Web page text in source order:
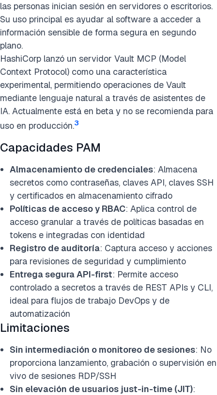
las personas inician sesión en servidores o escritorios.
Su uso principal es ayudar al software a acceder a
información sensible de forma segura en segundo
plano.
HashiCorp lanzó un servidor Vault MCP (Model
Context Protocol) como una característica
experimental, permitiendo operaciones de Vault
mediante lenguaje natural a través de asistentes de
IA. Actualmente está en beta y no se recomienda para
uso en producción.3
Capacidades PAM
Almacenamiento de credenciales: Almacena
secretos como contraseñas, claves API, claves SSH
y certificados en almacenamiento cifrado
Políticas de acceso y RBAC: Aplica control de
acceso granular a través de políticas basadas en
tokens e integradas con identidad
Registro de auditoría: Captura acceso y acciones
para revisiones de seguridad y cumplimiento
Entrega segura API-first: Permite acceso
controlado a secretos a través de REST APIs y CLI,
ideal para flujos de trabajo DevOps y de
automatización
Limitaciones
Sin intermediación o monitoreo de sesiones: No
proporciona lanzamiento, grabación o supervisión en
vivo de sesiones RDP/SSH
Sin elevación de usuarios just-in-time (JIT):